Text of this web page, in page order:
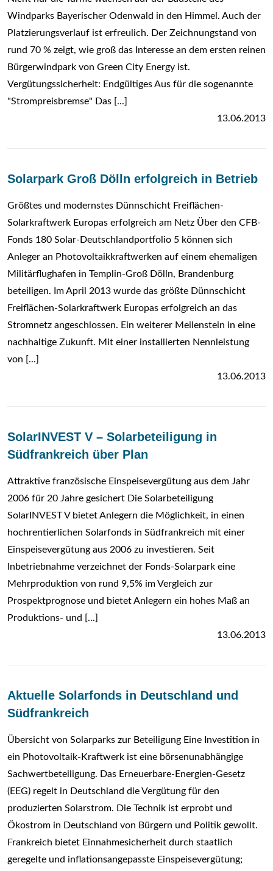
Windparks Bayerischer Odenwald in den Himmel. Auch der
Platzierungsverlauf ist erfreulich. Der Zeichnungstand von
rund 70 % zeigt, wie groß das Interesse an dem ersten reinen
Bürgerwindpark von Green City Energy ist.
Vergütungssicherheit: Endgültiges Aus für die sogenannte
"Strompreisbremse" Das [...]
13.06.2013
Solarpark Groß Dölln erfolgreich in Betrieb
Größtes und modernstes Dünnschicht Freiflächen-
Solarkraftwerk Europas erfolgreich am Netz Über den CFB-
Fonds 180 Solar-Deutschlandportfolio 5 können sich
Anleger an Photovoltaikkraftwerken auf einem ehemaligen
Militärflughafen in Templin-Groß Dölln, Brandenburg
beteiligen. Im April 2013 wurde das größte Dünnschicht
Freiflächen-Solarkraftwerk Europas erfolgreich an das
Stromnetz angeschlossen. Ein weiterer Meilenstein in eine
nachhaltige Zukunft. Mit einer installierten Nennleistung
von [...]
13.06.2013
SolarINVEST V – Solarbeteiligung in
Südfrankreich über Plan
Attraktive französische Einspeisevergütung aus dem Jahr
2006 für 20 Jahre gesichert Die Solarbeteiligung
SolarINVEST V bietet Anlegern die Möglichkeit, in einen
hochrentierlichen Solarfonds in Südfrankreich mit einer
Einspeisevergütung aus 2006 zu investieren. Seit
Inbetriebnahme verzeichnet der Fonds-Solarpark eine
Mehrproduktion von rund 9,5% im Vergleich zur
Prospektprognose und bietet Anlegern ein hohes Maß an
Produktions- und [...]
13.06.2013
Aktuelle Solarfonds in Deutschland und
Südfrankreich
Übersicht von Solarparks zur Beteiligung Eine Investition in
ein Photovoltaik-Kraftwerk ist eine börsenunabhängige
Sachwertbeteiligung. Das Erneuerbare-Energien-Gesetz
(EEG) regelt in Deutschland die Vergütung für den
produzierten Solarstrom. Die Technik ist erprobt und
Ökostrom in Deutschland von Bürgern und Politik gewollt.
Frankreich bietet Einnahmesicherheit durch staatlich
geregelte und inflationsangepasste Einspeisevergütung;